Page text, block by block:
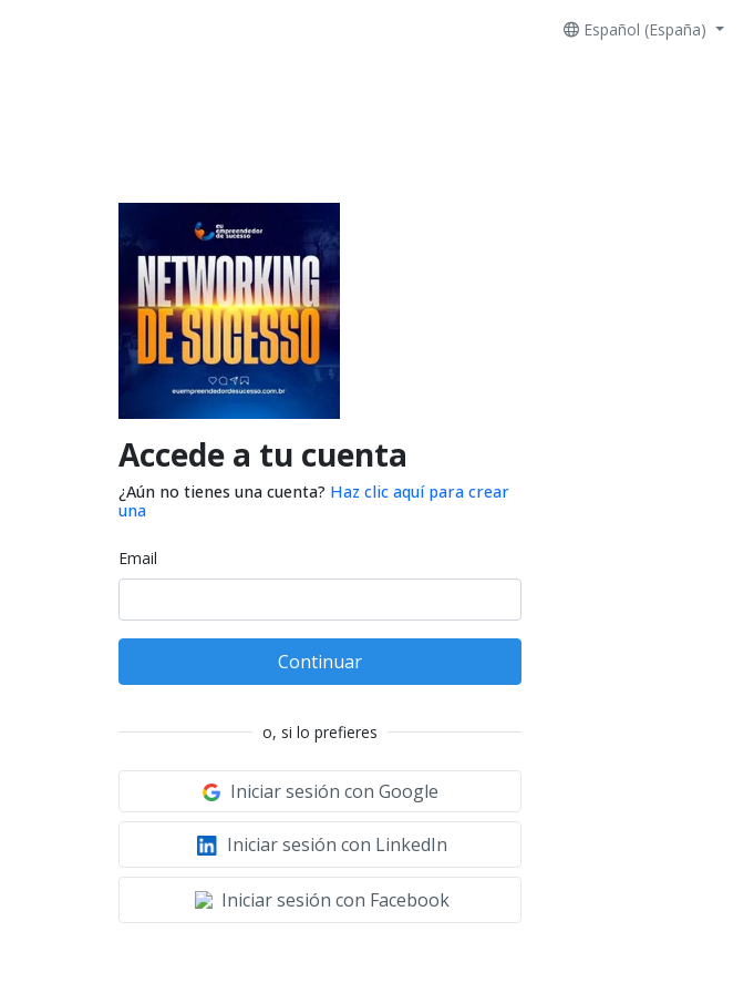
Español (España)
Accede a tu cuenta
¿Aún no tienes una cuenta? Haz clic aquí para crear
una
Email
Continuar
o, si lo prefieres
Iniciar sesión con Google
Iniciar sesión con LinkedIn
Iniciar sesión con Facebook